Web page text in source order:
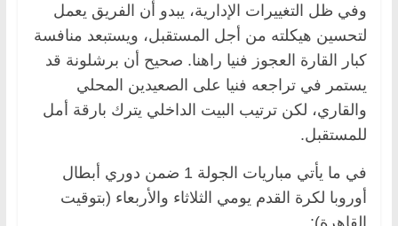
وفي ظل التغييرات الإدارية، يبدو أن الفريق يعمل
لتحسين هيكلته من أجل المستقبل، ويستبعد منافسة
كبار القارة العجوز فنيا راهنا. صحيح أن برشلونة قد
يستمر في تراجعه فنيا على الصعيدين المحلي
والقاري، لكن ترتيب البيت الداخلي يترك بارقة أمل
للمستقبل.
في ما يأتي مباريات الجولة 1 ضمن دوري أبطال
أوروبا لكرة القدم يومي الثلاثاء والأربعاء (بتوقيت
القاهرة):